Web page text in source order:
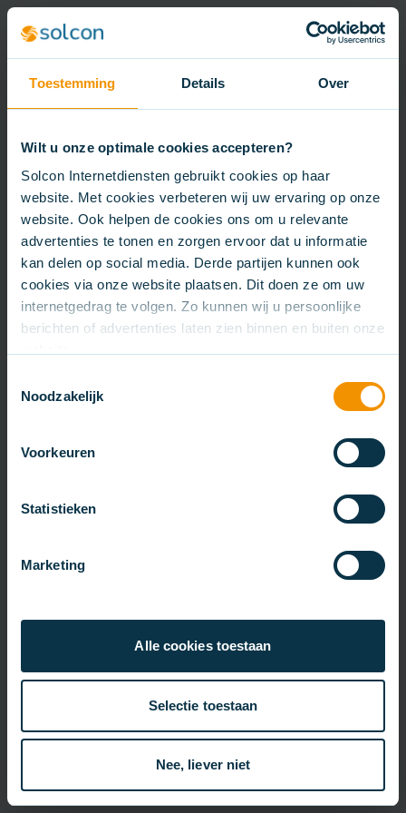
Toestemming Details Over
Wilt u onze optimale cookies accepteren?
Solcon Internetdiensten gebruikt cookies op haar
website. Met cookies verbeteren wij uw ervaring op onze
website. Ook helpen de cookies ons om u relevante
advertenties te tonen en zorgen ervoor dat u informatie
kan delen op social media. Derde partijen kunnen ook
cookies via onze website plaatsen. Dit doen ze om uw
internetgedrag te volgen. Zo kunnen wij u persoonlijke
berichten of advertenties laten zien binnen en buiten onze
Noodzakelijk
Voorkeuren
Statistieken
Marketing
Alle cookies toestaan
Selectie toestaan
Nee, liever niet